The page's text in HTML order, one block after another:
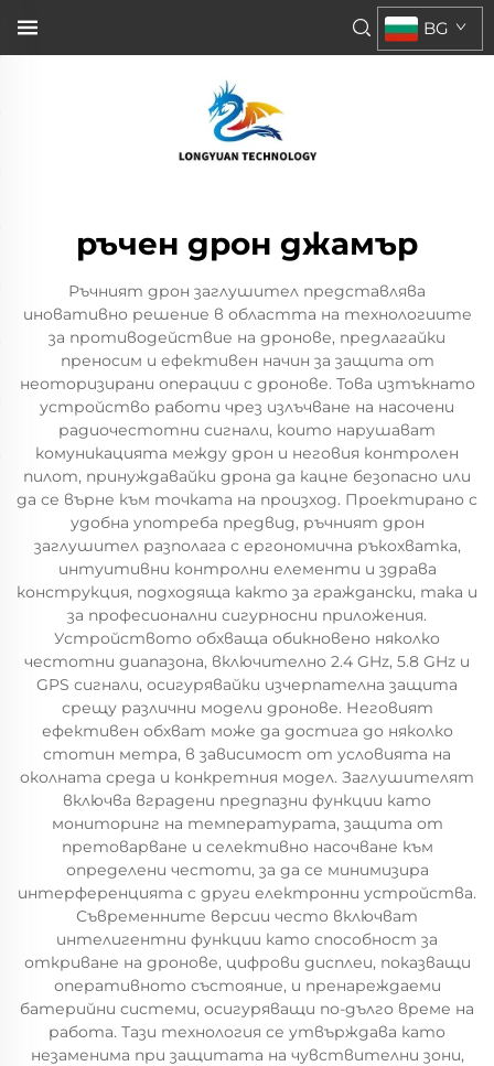
BG
ръчен дрон джамър
Ръчният дрон заглушител представлява
иновативно решение в областта на технологиите
за противодействие на дронове, предлагайки
преносим и ефективен начин за защита от
неоторизирани операции с дронове. Това изтъкнато
устройство работи чрез излъчване на насочени
радиочестотни сигнали, които нарушават
комуникацията между дрон и неговия контролен
пилот, принуждавайки дрона да кацне безопасно или
да се върне към точката на произход. Проектирано с
удобна употреба предвид, ръчният дрон
заглушител разполага с ергономична ръкохватка,
интуитивни контролни елементи и здрава
конструкция, подходяща както за граждански, така и
за професионални сигурносни приложения.
Устройството обхваща обикновено няколко
честотни диапазона, включително 2.4 GHz, 5.8 GHz и
GPS сигнали, осигурявайки изчерпателна защита
срещу различни модели дронове. Неговият
ефективен обхват може да достига до няколко
стотин метра, в зависимост от условията на
околната среда и конкретния модел. Заглушителят
включва вградени предпазни функции като
мониторинг на температурата, защита от
претоварване и селективно насочване към
определени честоти, за да се минимизира
интерференцията с други електронни устройства.
Съвременните версии често включват
интелигентни функции като способност за
откриване на дронове, цифрови дисплеи, показващи
оперативното състояние, и пренареждаеми
батерийни системи, осигуряващи по-дълго време на
работа. Тази технология се утвърждава като
незаменима при защитата на чувствителни зони,